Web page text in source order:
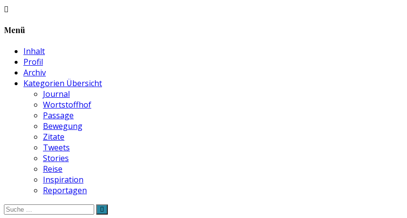
Menü
Inhalt
Profil
Archiv
Kategorien Übersicht
Journal
Wortstoffhof
Passage
Bewegung
Zitate
Tweets
Stories
Reise
Inspiration
Reportagen
Suche